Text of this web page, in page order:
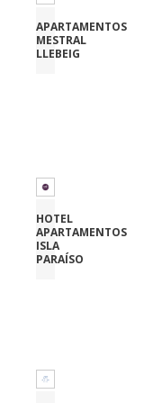
APARTAMENTOS
MESTRAL
LLEBEIG
HOTEL
APARTAMENTOS
ISLA
PARAÍSO